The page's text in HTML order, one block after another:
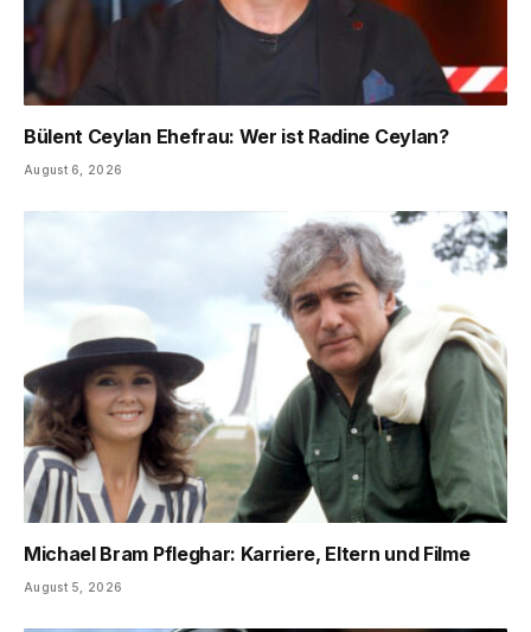
Bülent Ceylan Ehefrau: Wer ist Radine Ceylan?
August 6, 2026
Michael Bram Pfleghar: Karriere, Eltern und Filme
August 5, 2026